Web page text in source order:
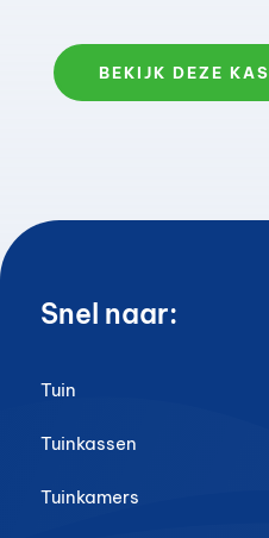
BEKIJK DEZE KAS
Snel naar:
Tuin
Tuinkassen
Tuinkamers